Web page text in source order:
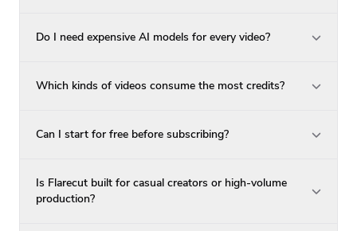
Do I need expensive AI models for every video?
Which kinds of videos consume the most credits?
Can I start for free before subscribing?
Is Flarecut built for casual creators or high-volume
production?